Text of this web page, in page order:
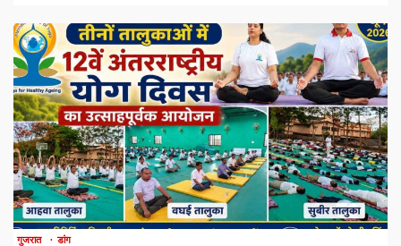
1 min read
गुजरात डांग